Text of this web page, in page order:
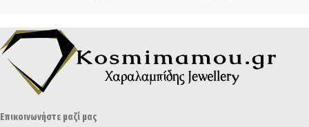
Επικοινωνήστε μαζί μας